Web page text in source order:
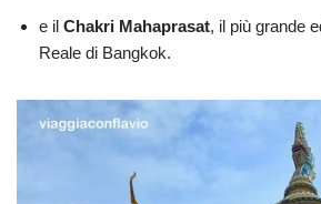
e il Chakri Mahaprasat, il più grande
Reale di Bangkok.